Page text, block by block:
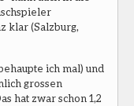
klar (Salzburg,
ich mal) und
grossen
hat zwar schon 1,2